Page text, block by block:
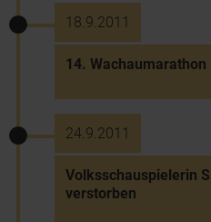
18.9.2011
14. Wachaumarathon
24.9.2011
Volksschauspielerin
verstorben